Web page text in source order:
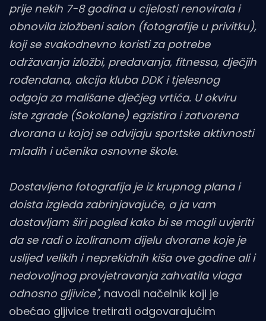
prije nekih 7-8 godina u cijelosti renovirala i
obnovila izložbeni salon (fotografije u privitku),
koji se svakodnevno koristi za potrebe
održavanja izložbi, predavanja, fitnessa, dječjih
rođendana, akcija kluba DDK i tjelesnog
odgoja za mališane dječjeg vrtića. U okviru
iste zgrade (Sokolane) egzistira i zatvorena
dvorana u kojoj se odvijaju sportske aktivnosti
mladih i učenika osnovne škole.
Dostavljena fotografija je iz krupnog plana i
doista izgleda zabrinjavajuće, a ja vam
dostavljam širi pogled kako bi se mogli uvjeriti
da se radi o izoliranom dijelu dvorane koje je
uslijed velikih i neprekidnih kiša ove godine ali i
nedovoljnog provjetravanja zahvatila vlaga
odnosno gljivice", navodi načelnik koji je
obećao gljivice tretirati odgovarajućim